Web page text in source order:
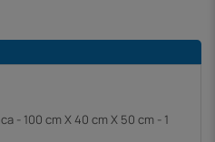
- 100 cm X 40 cm X 50 cm - 1